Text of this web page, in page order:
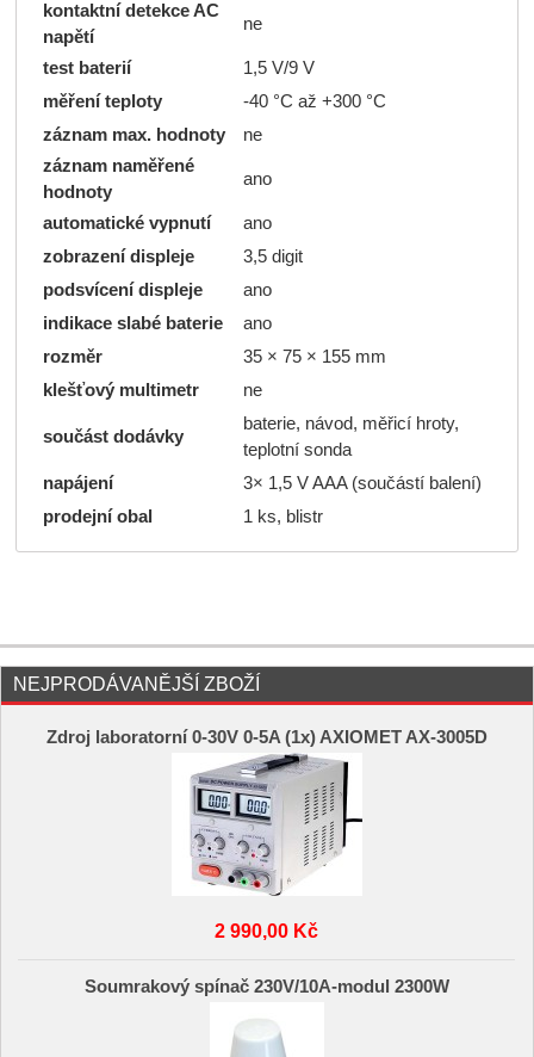
kontaktní detekce AC
napětí
ne
test baterií
1,5 V/9 V
měření teploty
-40 °C až +300 °C
záznam max. hodnoty
ne
záznam naměřené
hodnoty
ano
automatické vypnutí
ano
zobrazení displeje
3,5 digit
podsvícení displeje
ano
indikace slabé baterie
ano
rozměr
35 × 75 × 155 mm
klešťový multimetr
ne
součást dodávky
baterie, návod, měřicí hroty,
teplotní sonda
napájení
3× 1,5 V AAA (součástí balení)
prodejní obal
1 ks, blistr
NEJPRODÁVANĚJŠÍ ZBOŽÍ
Zdroj laboratorní 0-30V 0-5A (1x) AXIOMET AX-3005D
2 990,00 Kč
Soumrakový spínač 230V/10A-modul 2300W